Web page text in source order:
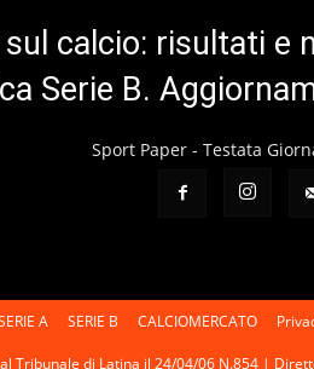
calcio: risultati e
Serie B.
Sport Paper - Testata
A SERIE B CALCIOMERCATO
Tribunale di Latina il 24/04/06 N.854 |